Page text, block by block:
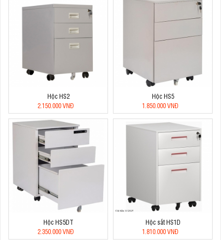
Hộc HS2
2.150.000 VNĐ
Hộc HS5
1.850.000 VNĐ
Hộc HS5DT
2.350.000 VNĐ
Hộc sắt HS1D
1.810.000 VNĐ